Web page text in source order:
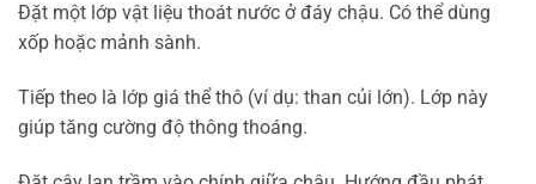
Đặt một lớp vật liệu thoát nước ở đáy chậu. Có thể dùng
xốp hoặc mảnh sành.
Tiếp theo là lớp giá thể thô (ví dụ: than củi lớn). Lớp này
giúp tăng cường độ thông thoáng.